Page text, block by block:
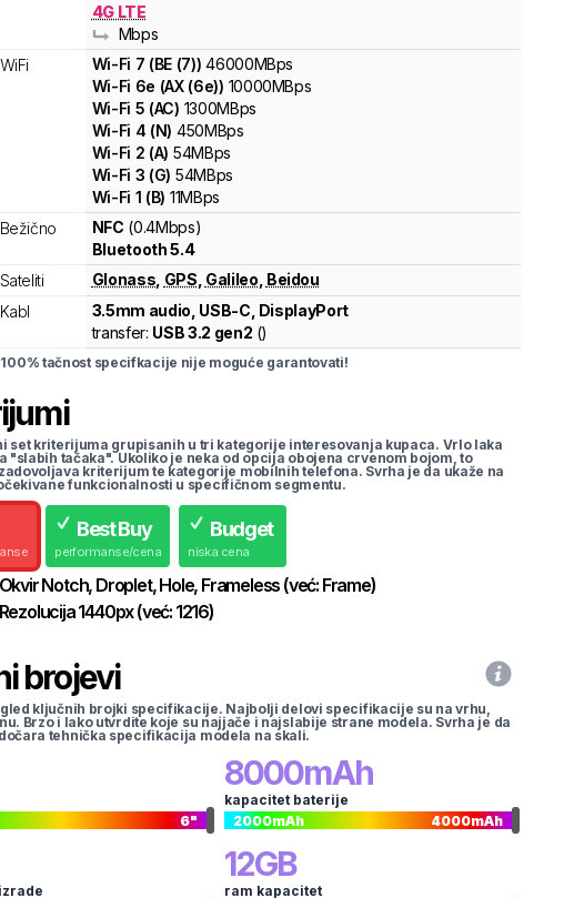
4G LTE
Mbps
WiFi
Wi-Fi 7 (BE (7)) 46000MBps
Wi-Fi 6e (AX (6e)) 10000MBps
Wi-Fi 5 (AC) 1300MBps
Wi-Fi 4 (N) 450MBps
Wi-Fi 2 (A) 54MBps
Wi-Fi 3 (G) 54MBps
Wi-Fi 1 (B) 11MBps
Bežično
NFC (0.4Mbps)
Bluetooth 5.4
Sateliti
Glonass GPS Galileo Beidou
Kabl
3.5mm audio, USB-C, DisplayPort
transfer: USB 3.2 gen2 ()
tačnost specifkacije nije moguće garantovati!
set kriterijuma grupisanih u tri kategorije interesovanja kupaca. Vrlo laka
"slabih tačaka". Ukoliko je neka od opcija obojena crvenom bojom, to
kriterijum te kategorije mobilnih telefona. Svrha je da ukaže na
funkcionalnosti u specifičnom segmentu.
Best Buy
performanse/cena
Budget
niska cena
OkvirNotch, Droplet, Hole, Frameless (već: Frame)
Rezolucija1440px(već: 1216)
brojevi
ključnih brojki specifikacije. Najbolji delovi specifikacije su na vrhu,
Brzo i lako utvrdite koje su najjače i najslabije strane modela. Svrha je da
tehnička specifikacija modela na skali.
6"
8000mAh
kapacitet baterije
2000mAh 4000mAh
12GB
ram kapacitet